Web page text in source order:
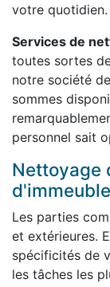
votre quotidien.
Services de
toutes sortes
notre société
sommes
personnel sait
Nettoyage
Les parties
et extérieures.
spécificités de
les tâches les